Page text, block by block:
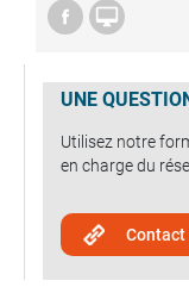

UNE
Utilisez notre
en charge du
Contact